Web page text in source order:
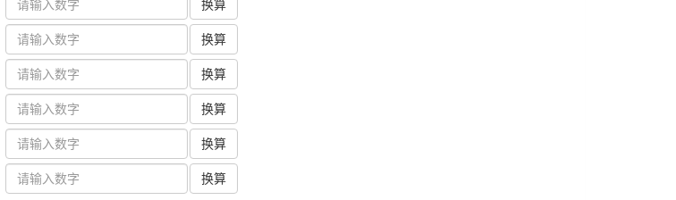
换算
换算
换算
换算
换算
换算